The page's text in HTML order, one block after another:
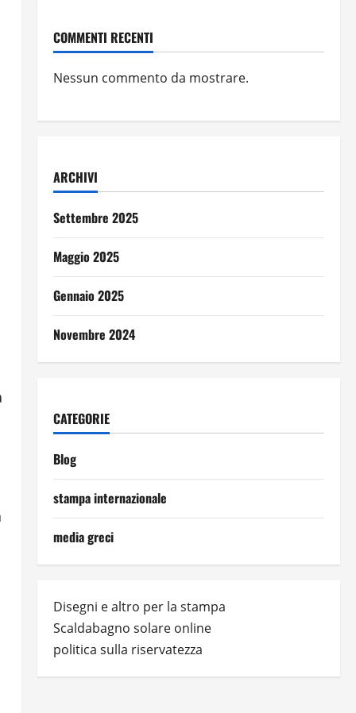
COMMENTI RECENTI
Nessun commento da mostrare.
ARCHIVI
Settembre 2025
Maggio 2025
Gennaio 2025
Novembre 2024
CATEGORIE
Blog
stampa internazionale
media greci
Disegni e altro per la stampa
Scaldabagno solare online
politica sulla riservatezza